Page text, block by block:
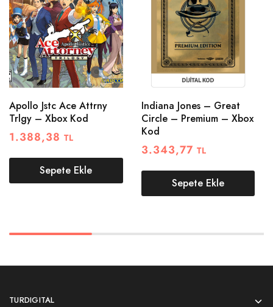
Apollo Jstc Ace Attrny
Trlgy – Xbox Kod
1.388,38 TL
Sepete Ekle
Indiana Jones – Great
Circle – Premium – Xbox
Kod
3.343,77 TL
Sepete Ekle
TURDIGITAL